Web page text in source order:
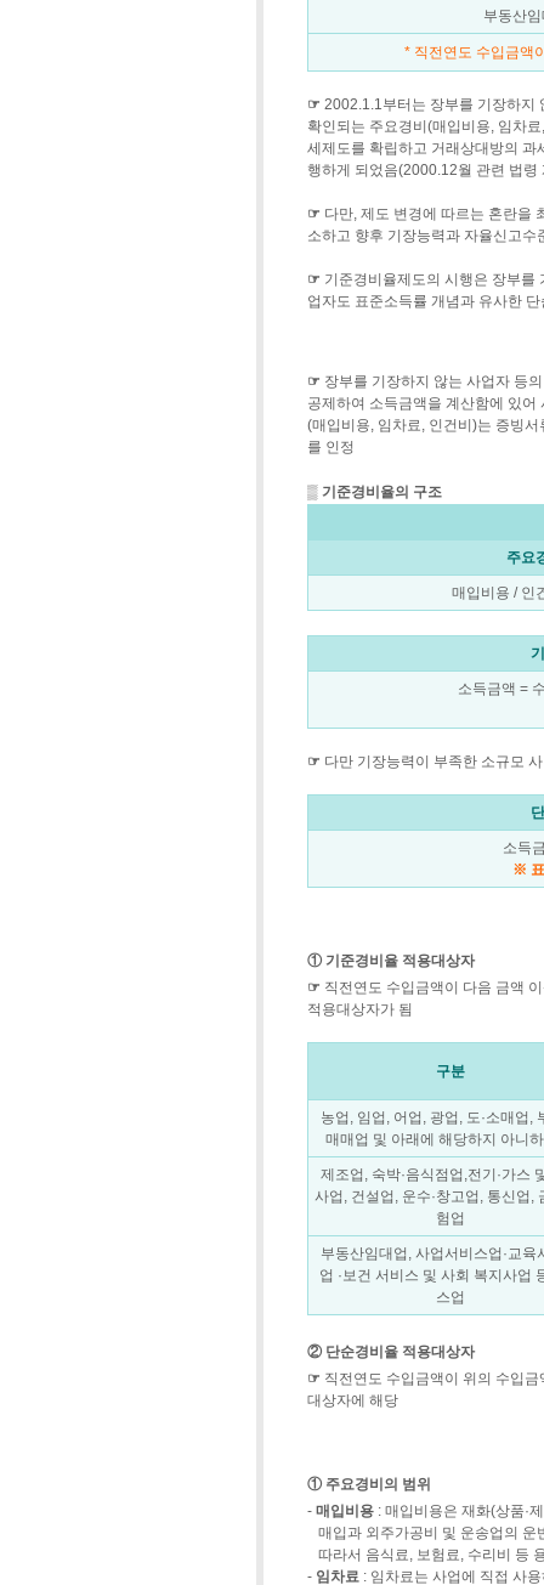
부동산
* 직전연도 수입금액
☞ 2002.1.1부터는 장부를 기장하지
확인되는 주요경비(매입비용, 임차
세제도를 확립하고 거래상대방의 과
행하게 되었음(2000.12월 관련 법령
☞ 다만, 제도 변경에 따르는 혼란을
소하고 향후 기장능력과 자율신고
☞ 기준경비율제도의 시행은 장부를
업자도 표준소득률 개념과 유사한
☞ 장부를 기장하지 않는 사업자 등
공제하여 소득금액을 계산함에 있
(매입비용, 임차료, 인건비)는 증빙
를 인정
▒기준경비율의 구조
주요
매입비용 / 인
소득금액 =
☞ 다만 기장능력이 부족한 소규모
소득
※ 표
① 기준경비율 적용대상자
☞ 직전연도 수입금액이 다음 금액
적용대상자가 됨
구분
농업, 임업, 어업, 광업, 도·소매업,
매매업 및 아래에 해당하지 아니
제조업, 숙박·음식점업,전기·가스
사업, 건설업, 운수·창고업, 통신업,
험업
부동산임대업, 사업서비스업·교육
업 ·보건 서비스 및 사회 복지사업
스업
② 단순경비율 적용대상자
☞ 직전연도 수입금액이 위의 수입
대상자에 해당
① 주요경비의 범위
- 매입비용: 매입비용은 재화(상품·
매입과 외주가공비 및 운송업의 운
따라서 음식료, 보험료, 수리비 등
- 임차료: 임차료는 사업에 직접 사